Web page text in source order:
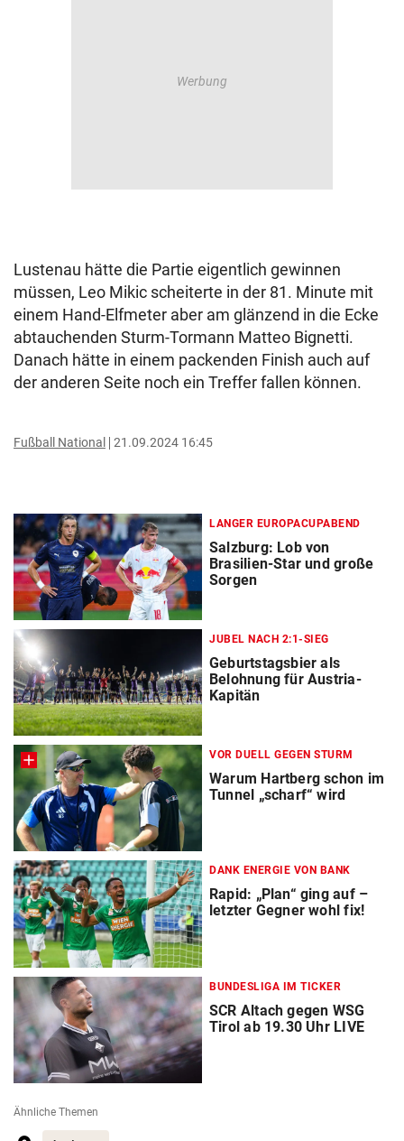
Lustenau hätte die Partie eigentlich gewinnen
müssen, Leo Mikic scheiterte in der 81. Minute mit
einem Hand-Elfmeter aber am glänzend in die Ecke
abtauchenden Sturm-Tormann Matteo Bignetti.
Danach hätte in einem packenden Finish auch auf
der anderen Seite noch ein Treffer fallen können.
Fußball National 21.09.2024 16:45
LANGER EUROPACUPABEND
Salzburg: Lob von
Brasilien-Star und große
Sorgen
JUBEL NACH 2:1-SIEG
Geburtstagsbier als
Belohnung für Austria-
Kapitän
VOR DUELL GEGEN STURM
Warum Hartberg schon im
Tunnel „scharf“ wird
DANK ENERGIE VON BANK
Rapid: „Plan“ ging auf –
letzter Gegner wohl fix!
BUNDESLIGA IM TICKER
SCR Altach gegen WSG
Tirol ab 19.30 Uhr LIVE
Ähnliche Themen